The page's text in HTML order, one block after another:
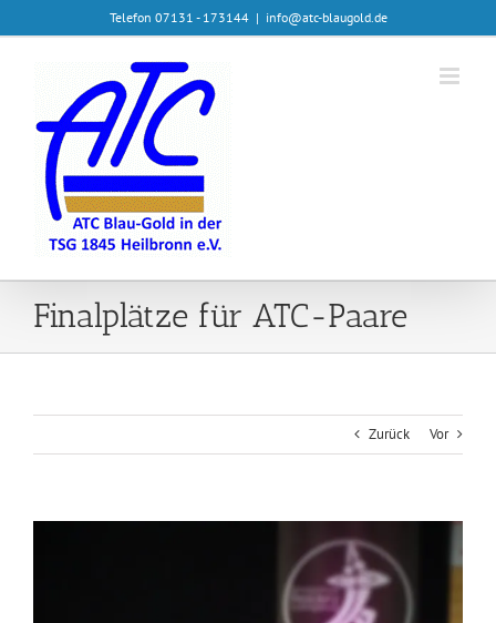
Inhalt
Telefon 07131 - 173144 | info@atc-blaugold.de
Finalplätze für ATC-Paare
Zurück Vor